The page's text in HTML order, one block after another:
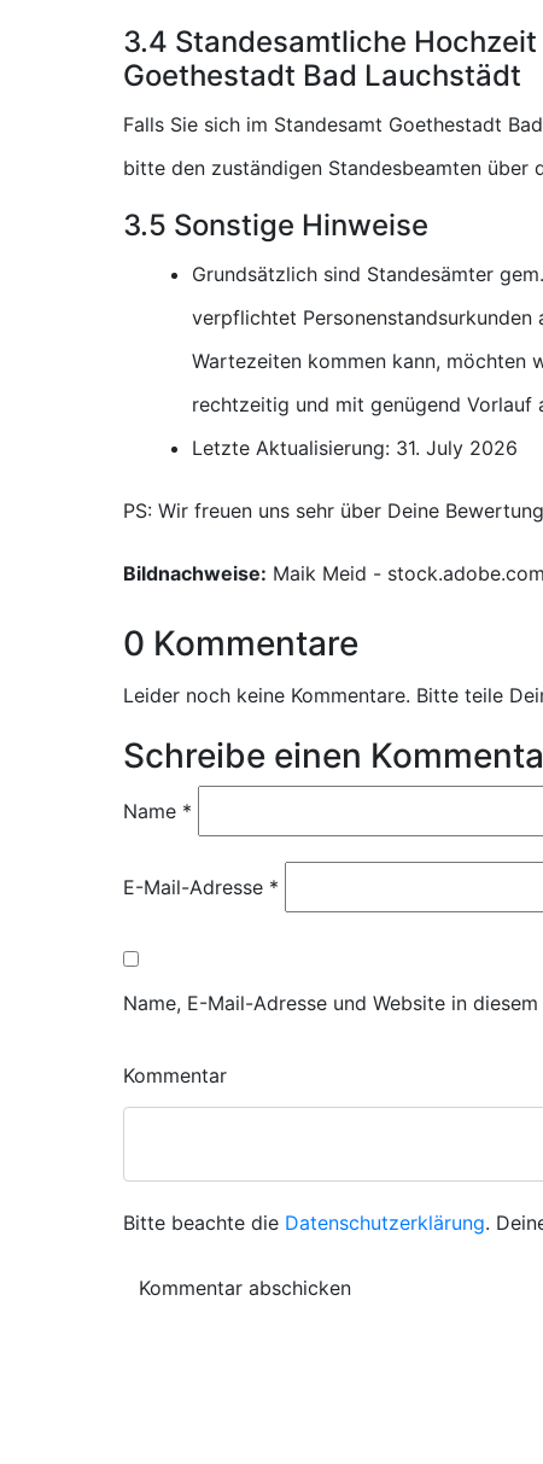
3.4 Standesamtliche
Goethestadt Bad Lauchstädt
Falls Sie sich im Standesamt Goethestadt
bitte den zuständigen Standesbeamten über
3.5 Sonstige Hinweise
Grundsätzlich sind Standesämter
verpflichtet Personenstandsurkunden
Wartezeiten kommen kann, möchten
rechtzeitig und mit genügend Vorlauf
Letzte Aktualisierung: 31. July 2026
PS: Wir freuen uns sehr über Deine
Bildnachweise: Maik Meid - stock.adobe.com
0 Kommentare
Leider noch keine Kommentare. Bitte teile
Schreibe einen
Name *
E-Mail-Adresse *
Name, E-Mail-Adresse und Website in
Kommentar
Bitte beachte die Datenschutzerklärung.